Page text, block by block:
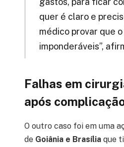
quer é claro e
médico provar que
imponderáveis”,
Falhas em
após
O outro caso foi em uma
de Goiânia e Brasília que